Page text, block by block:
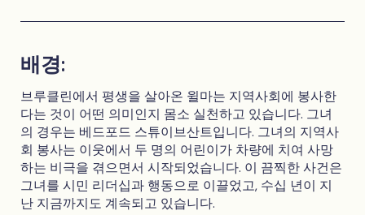
배경:
브루클린에서 평생을 살아온 윌마는 지역사회에 봉사한
다는 것이 어떤 의미인지 몸소 실천하고 있습니다. 그녀
의 경우는 베드포드 스튜이브산트입니다. 그녀의 지역사
회 봉사는 이웃에서 두 명의 어린이가 차량에 치여 사망
하는 비극을 겪으면서 시작되었습니다. 이 끔찍한 사건은
그녀를 시민 리더십과 행동으로 이끌었고, 수십 년이 지
난 지금까지도 계속되고 있습니다.